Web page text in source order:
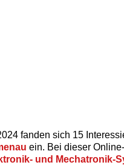
fanden sich 15
ein. Bei dieser
und Mechatronik-